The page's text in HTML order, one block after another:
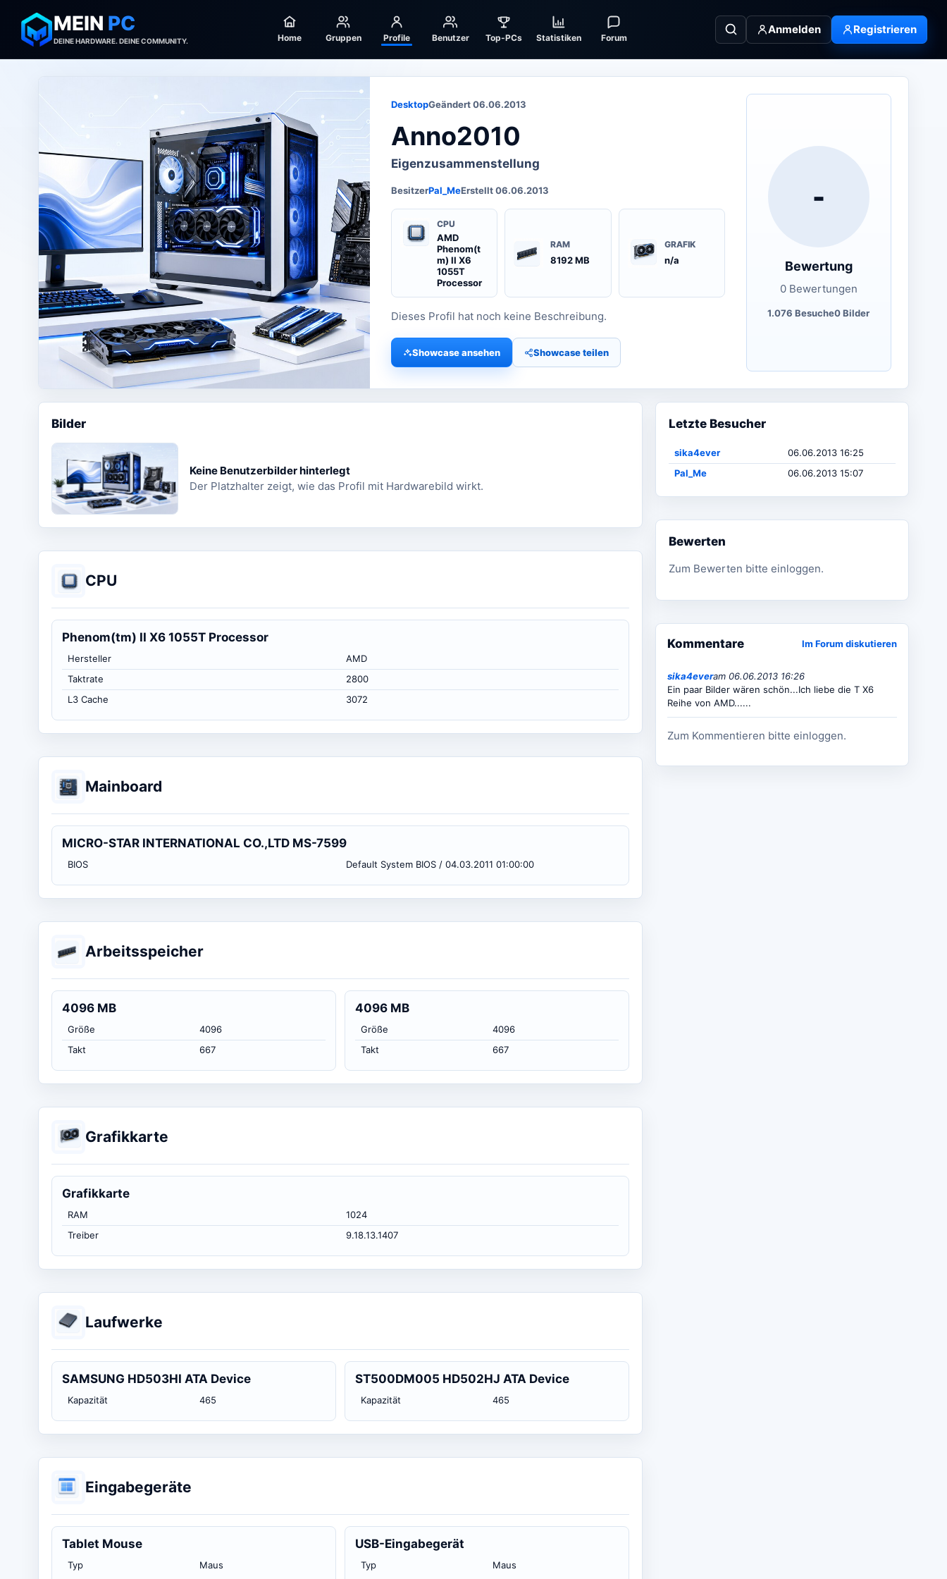
MEIN PC
DEINE HARDWARE. DEINE COMMUNITY. Home Gruppen Profile Benutzer Top-PCs Statistiken Forum
Anmelden Registrieren
DesktopGeändert 06.06.2013
Anno2010
Eigenzusammenstellung
BesitzerPal_MeErstellt 06.06.2013
CPU
AMD
Phenom(t
m) II X6
1055T
Processor
RAM
8192 MB
GRAFIK
n/a
Dieses Profil hat noch keine Beschreibung.
Showcase ansehen Showcase teilen
-
Bewertung
0 Bewertungen
1.076 Besuche0 Bilder
Bilder
Keine Benutzerbilder hinterlegt
Der Platzhalter zeigt, wie das Profil mit Hardwarebild wirkt.
CPU
Phenom(tm) II X6 1055T Processor
Hersteller
AMD
Taktrate
2800
L3 Cache
3072
Mainboard
MICRO-STAR INTERNATIONAL CO.,LTD MS-7599
BIOS Default System BIOS / 04.03.2011 01:00:00
Arbeitsspeicher
4096 MB
Größe
4096
Takt
667
4096 MB
Größe
4096
Takt
667
Grafikkarte
Grafikkarte
RAM
1024
Treiber
9.18.13.1407
Laufwerke
SAMSUNG HD503HI ATA Device
Kapazität 465
ST500DM005 HD502HJ ATA Device
Kapazität 465
Eingabegeräte
Tablet Mouse
Typ Maus
USB-Eingabegerät
Typ Maus
Letzte Besucher
sika4ever
06.06.2013 16:25
Pal_Me
06.06.2013 15:07
Bewerten
Zum Bewerten bitte einloggen.
Kommentare Im Forum diskutieren
sika4everam 06.06.2013 16:26
Ein paar Bilder wären schön...Ich liebe die T X6
Reihe von AMD......
Zum Kommentieren bitte einloggen.